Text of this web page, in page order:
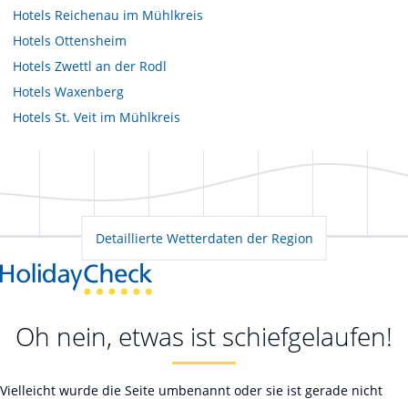
Hotels Reichenau im Mühlkreis
Hotels Ottensheim
Hotels Zwettl an der Rodl
Hotels Waxenberg
Hotels St. Veit im Mühlkreis
Detaillierte Wetterdaten der Region
Oh nein, etwas ist schiefgelaufen!
Vielleicht wurde die Seite umbenannt oder sie ist gerade nicht